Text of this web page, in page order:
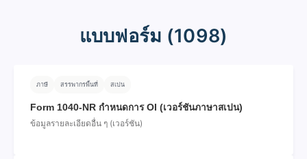
แบบฟอร์ม (1098)
ภาษี สรรพากรพื้นที่ สเปน
Form 1040-NR กําหนดการ OI (เวอร์ชันภาษาสเปน)
ข้อมูลรายละเอียดอื่น ๆ (เวอร์ชัน)